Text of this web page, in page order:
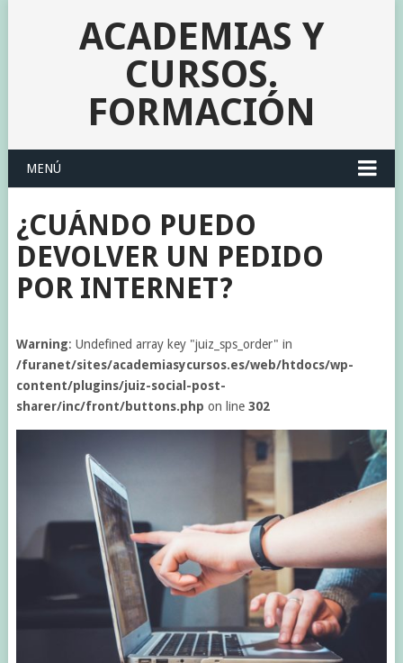
ACADEMIAS Y
CURSOS.
FORMACIÓN
MENÚ
¿CUÁNDO PUEDO
DEVOLVER UN PEDIDO
POR INTERNET?
Warning: Undefined array key "juiz_sps_order" in
/furanet/sites/academiasycursos.es/web/htdocs/wp-
content/plugins/juiz-social-post-
sharer/inc/front/buttons.php on line 302